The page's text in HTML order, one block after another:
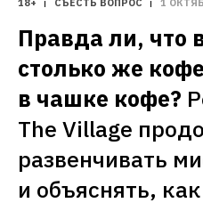
18+ СЪЕСТЬ ВОПРОС 1
Правда ли, что
столько же
в чашке кофе?
The Village
развенчивать
и объяснять,